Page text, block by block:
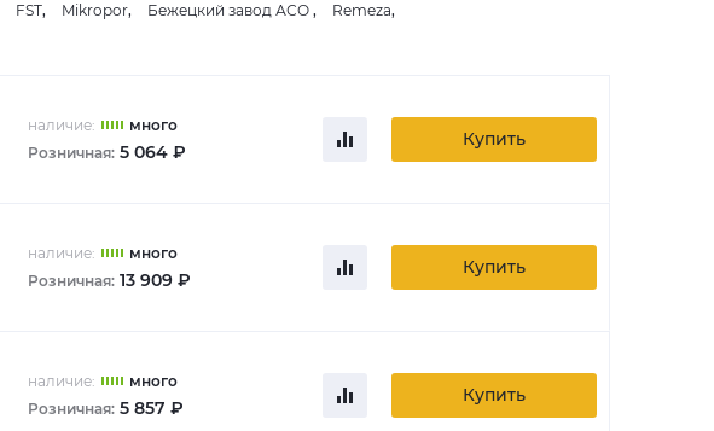
FST, Mikropor, Бежецкий завод АСО , Remeza,
наличие:
много
Розничная: 5 064 ₽
Купить
наличие:
много
Розничная: 13 909 ₽
Купить
наличие:
много
Розничная: 5 857 ₽
Купить